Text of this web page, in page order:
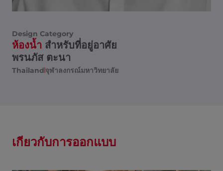
Design Category
ห้องน้ำ สำหรับที่อยู่อาศัย
พรนภัส ตะนา
Thailand จุฬาลงกรณ์มหาวิทยาลัย
เกี่ยวกับการออกแบบ